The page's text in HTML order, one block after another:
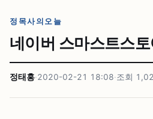
정목사의오늘
네이버 스마스트스
정태홍·2020-02-21 18:08·조회